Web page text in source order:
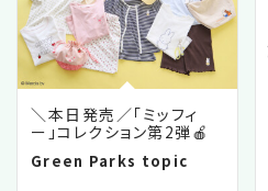
＼本日発売／「ミッフィ
ー」コレクション第2弾🍎
Green Parks topic